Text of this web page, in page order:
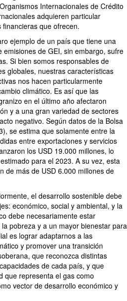
Internacionales de Crédito
adquieren particular
que ofrecen.
ejemplo de un país que tiene una
emisiones de GEI, sin embargo, sufre
Si bien somos responsables de
globales, nuestras características
nos hacen particularmente
climático. Es así que las
en el último año afectaron
y a una gran variedad de sectores
negativo. Según datos de la Bolsa
se estima que solamente entre la
entre exportaciones y servicios
los USD 19.000 millones, lo
para el 2023. A su vez, esta
de más de USD 6.000 millones de
el desarrollo sostenible debe
económico, social y ambiental, y la
debe necesariamente estar
pobreza y a un mayor bienestar para
es lograr adaptarnos a las
y promover una transición
que reconozca distintas
de cada país, y que
que representa el gas como
vector de desarrollo económico y